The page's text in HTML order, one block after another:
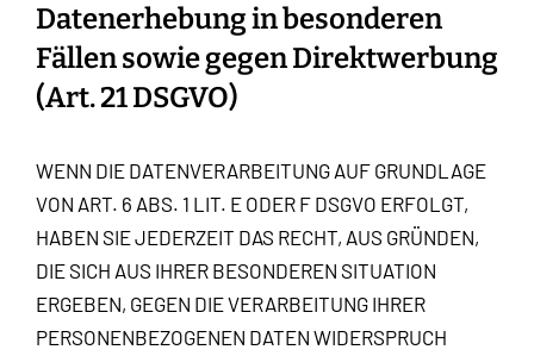
Datenerhebung in besonderen
Fällen sowie gegen Direktwerbung
(Art. 21 DSGVO)
WENN DIE DATENVERARBEITUNG AUF GRUNDLAGE
VON ART. 6 ABS. 1 LIT. E ODER F DSGVO ERFOLGT,
HABEN SIE JEDERZEIT DAS RECHT, AUS GRÜNDEN,
DIE SICH AUS IHRER BESONDEREN SITUATION
ERGEBEN, GEGEN DIE VERARBEITUNG IHRER
PERSONENBEZOGENEN DATEN WIDERSPRUCH